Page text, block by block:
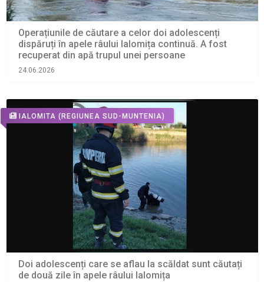
Operațiunile de căutare a celor doi adolescenți
dispăruți în apele râului Ialomița continuă. A fost
recuperat din apă trupul unei persoane
24.06.2026
IALOMITA (REGIUNEA SUD-MUNTENIA)
Doi adolescenți care se aflau la scăldat sunt căutați
de două zile în apele râului Ialomița